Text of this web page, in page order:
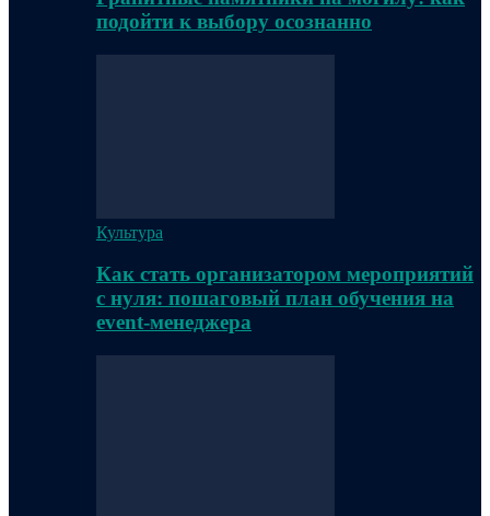
подойти к выбору осознанно
Культура
Как стать организатором мероприятий
с нуля: пошаговый план обучения на
event-менеджера